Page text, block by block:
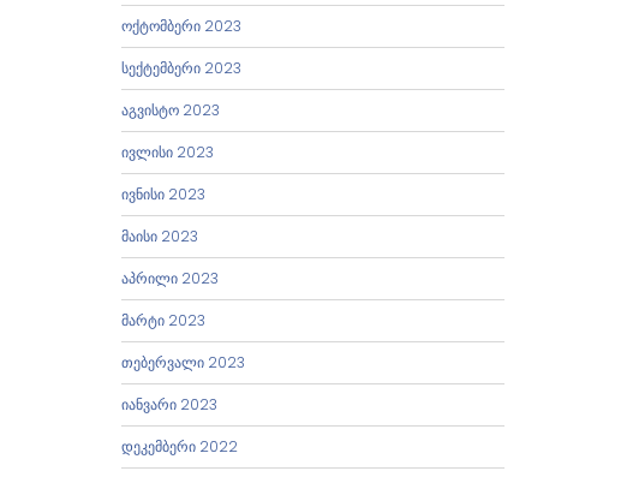
ოქტომბერი 2023
სექტემბერი 2023
აგვისტო 2023
ივლისი 2023
ივნისი 2023
მაისი 2023
აპრილი 2023
მარტი 2023
თებერვალი 2023
იანვარი 2023
დეკემბერი 2022